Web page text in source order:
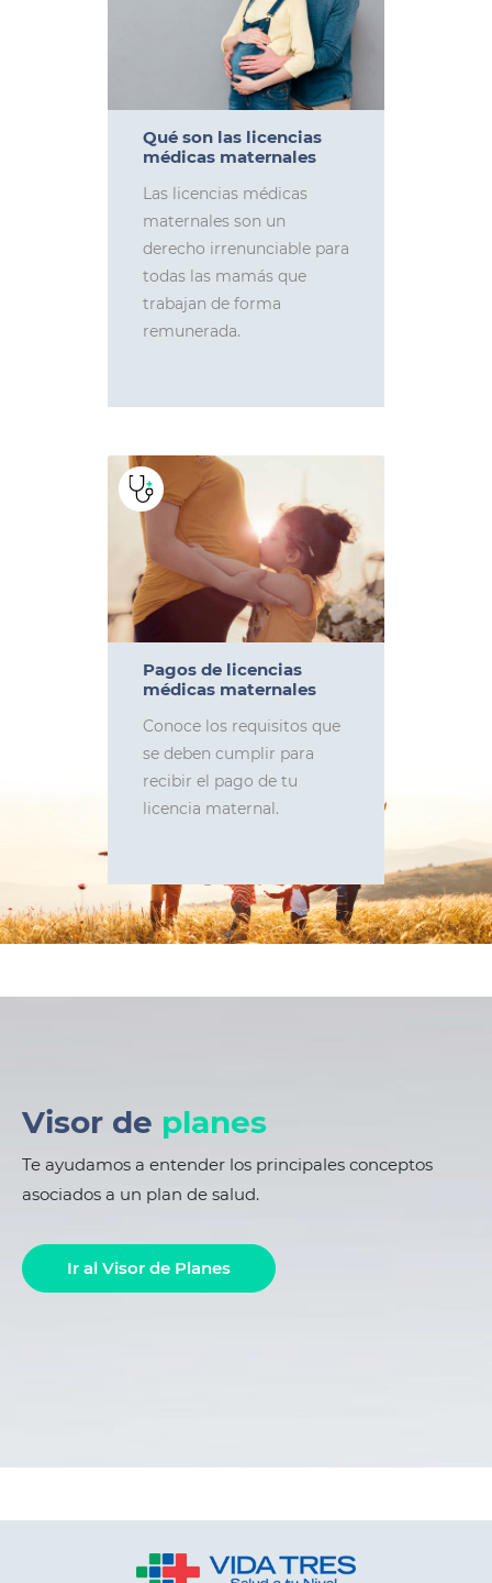
Qué son las licencias
médicas maternales
Las licencias médicas
maternales son un
derecho irrenunciable para
todas las mamás que
trabajan de forma
remunerada.
Pagos de licencias
médicas maternales
Conoce los requisitos que
se deben cumplir para
recibir el pago de tu
licencia maternal.
Visor de planes
Te ayudamos a entender los principales conceptos
asociados a un plan de salud.
Ir al Visor de Planes